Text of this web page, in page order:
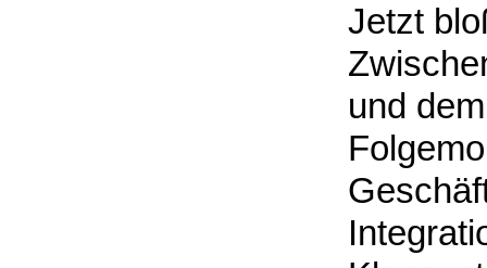
Jetzt
und